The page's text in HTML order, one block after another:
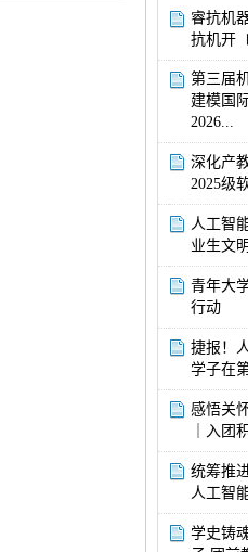
睿抗机
抗机开
第三届
建模国
2026...
深化产
2025级
人工智
业生文
青年大
行动
捷报！
学子在
感悟关
｜入团
统筹推
人工智
学史铸